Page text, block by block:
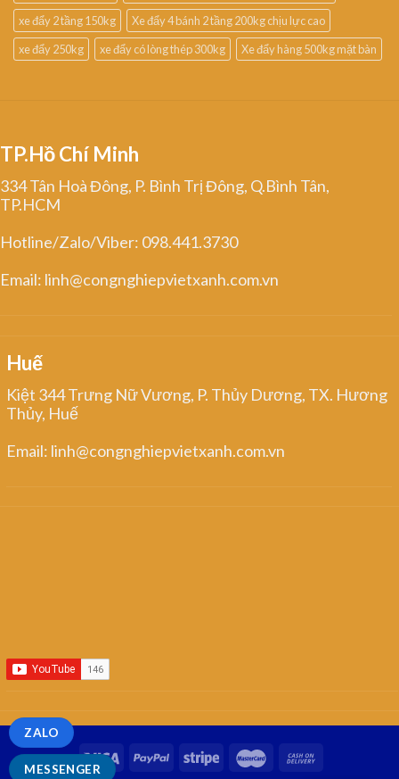
xe đẩy 2 tầng 150kg
Xe đẩy 4 bánh 2 tầng 200kg chịu lực cao
xe đẩy 250kg
xe đẩy có lòng thép 300kg Xe đẩy hàng 500kg mặt bàn
TP.Hồ Chí Minh
334 Tân Hoà Đông, P. Bình Trị Đông, Q.Bình Tân,
TP.HCM
Hotline/Zalo/Viber: 098.441.3730
Email: linh@congnghiepvietxanh.com.vn
Huế
Kiệt 344 Trưng Nữ Vương, P. Thủy Dương, TX. Hương
Thủy, Huế
Email: linh@congnghiepvietxanh.com.vn
MESSENGER
ZALO